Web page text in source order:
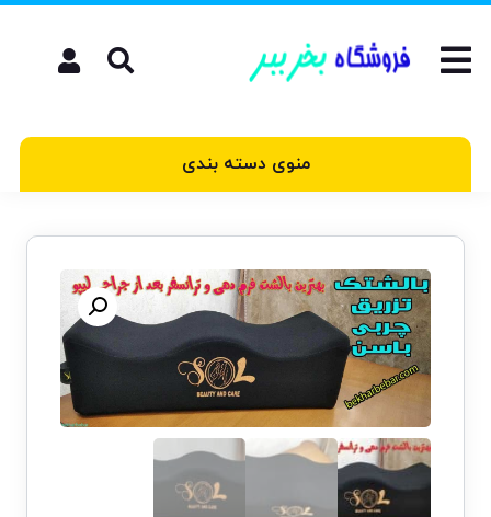
منوی دسته بندی